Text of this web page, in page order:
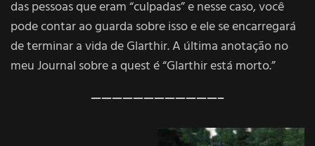
das pessoas que eram “culpadas” e nesse caso, você
pode contar ao guarda sobre isso e ele se encarregará
de terminar a vida de Glarthir. A última anotação no
meu Journal sobre a quest é “Glarthir está morto.”
————————————–